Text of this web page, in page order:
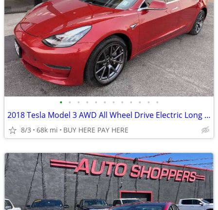
• • • • • • • • • • • •
2018 Tesla Model 3 AWD All Wheel Drive Electric Long Range 4dr Fastba
8/3 68k mi BUY HERE PAY HERE